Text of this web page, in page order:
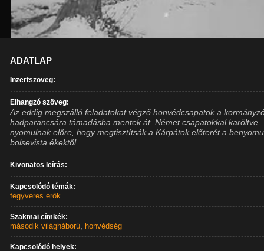
ADATLAP
Inzertszöveg:
Elhangzó szöveg:
Az eddig megszálló feladatokat végző honvédcsapatok a
hadparancsára támadásba mentek át. Német csapatokkal karöltve
nyomulnak előre, hogy megtisztítsák a Kárpátok előterét a
bolsevista ékektől.
Kivonatos leírás:
Kapcsolódó témák:
fegyveres erők
Szakmai címkék:
második világháború, honvédség
Kapcsolódó helyek: